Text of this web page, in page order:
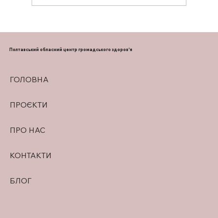
ГОЛОВНА
ПРОЄКТИ
ПРО НАС
КОНТАКТИ
БЛОГ
Полтавський обласний центр громадського здоров'я